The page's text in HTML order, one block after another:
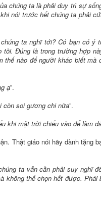
chúng ta là phải duy trì sự
nói trước hết chúng ta phải
ta nghĩ tới? Có bạn có ý
tồi. Đúng là trong trường hợp
thế nào để người khác biết mà
ạ”.
còn soi gương chi nữa”.
khi mặt trời chiếu vào để làm
Thật giáo nói hãy dành tặng
ta vẫn cần phải suy nghĩ
không thể chọn hết được. Phải